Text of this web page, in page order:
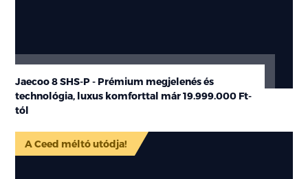
Jaecoo 8 SHS-P - Prémium megjelenés és
technológia, luxus komforttal már19.999.000 Ft-
tól
A Ceed méltó utódja!